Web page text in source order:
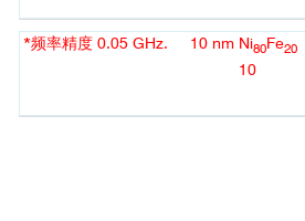
*频率精度 0.05 GHz. 10 nm Ni80Fe20
10